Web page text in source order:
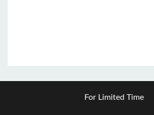
For Limited Time